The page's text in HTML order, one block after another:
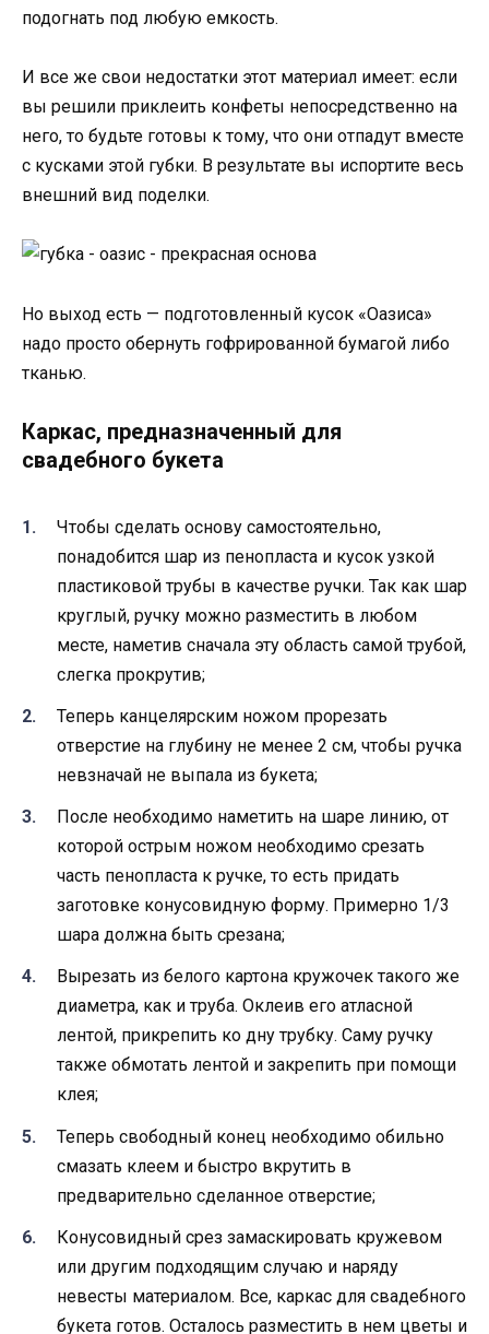
подогнать под любую емкость.
И все же свои недостатки этот материал имеет: если
вы решили приклеить конфеты непосредственно на
него, то будьте готовы к тому, что они отпадут вместе
с кусками этой губки. В результате вы испортите весь
внешний вид поделки.
Но выход есть — подготовленный кусок «Оазиса»
надо просто обернуть гофрированной бумагой либо
тканью.
Каркас, предназначенный для
свадебного букета
Чтобы сделать основу самостоятельно,
понадобится шар из пенопласта и кусок узкой
пластиковой трубы в качестве ручки. Так как шар
круглый, ручку можно разместить в любом
месте, наметив сначала эту область самой трубой,
слегка прокрутив;
Теперь канцелярским ножом прорезать
отверстие на глубину не менее 2 см, чтобы ручка
невзначай не выпала из букета;
После необходимо наметить на шаре линию, от
которой острым ножом необходимо срезать
часть пенопласта к ручке, то есть придать
заготовке конусовидную форму. Примерно 1/3
шара должна быть срезана;
Вырезать из белого картона кружочек такого же
диаметра, как и труба. Оклеив его атласной
лентой, прикрепить ко дну трубку. Саму ручку
также обмотать лентой и закрепить при помощи
клея;
Теперь свободный конец необходимо обильно
смазать клеем и быстро вкрутить в
предварительно сделанное отверстие;
Конусовидный срез замаскировать кружевом
или другим подходящим случаю и наряду
невесты материалом. Все, каркас для свадебного
букета готов. Осталось разместить в нем цветы и